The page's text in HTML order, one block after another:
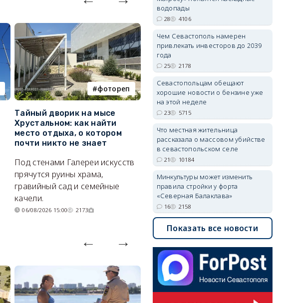
фотореп
Тайный дворик на мысе
Хрустальном: как найти
место отдыха, о котором
почти никто не знает
Под стенами Галереи искусств
прячутся руины храма,
гравийный сад и семейные
качели.
06/08/2026 15:00 2173
Где в Севастополе можно
месяц
А где — несоизмеримо меньше.
06/08/2026 10:02 3785
водопады
28 4106
Чем Севастополь намерен
привлекать инвесторов до 2039
года
25 2178
Севастопольцам обещают
хорошие новости о бензине уже
на этой неделе
23 5715
Что местная жительница
рассказала о массовом убийстве
в севастопольском селе
21 10184
Минкультуры может изменить
правила стройки у форта
«Северная Балаклава»
16 2158
Показать все новости